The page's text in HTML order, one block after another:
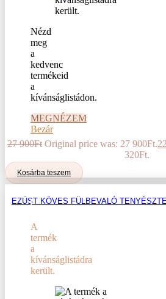
Nézd
meg
a
kedvenc
termékeid
a
kívánságlistádon.
MEGNÉZEM
Bezár
27 900Ft Original price was: 27 900Ft.
320Ft.
Kosárba teszem
EZÜST KÖVES FÜLBEVALÓ
A
termék
a
kívánságlistádra
került.